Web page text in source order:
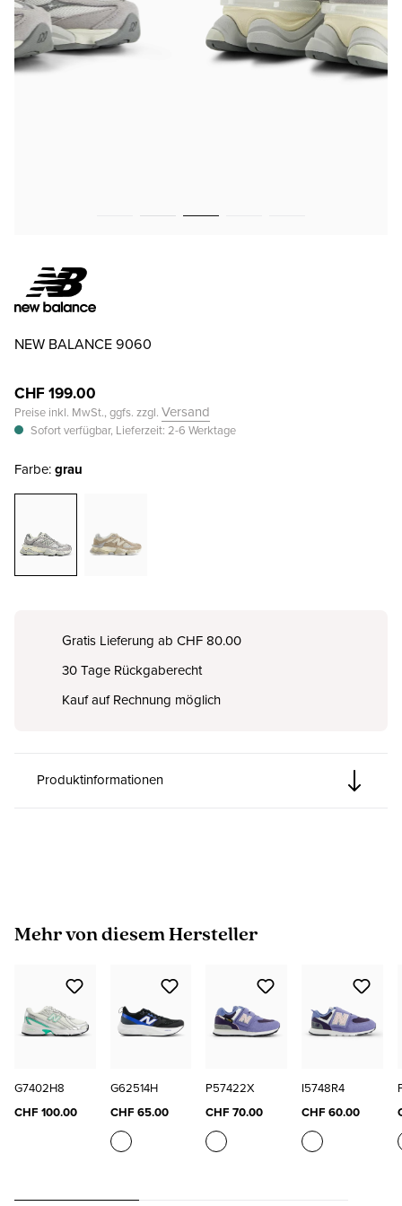
NEW BALANCE 9060
CHF 199.00
Preise inkl. MwSt., ggfs. zzgl. Versand
Sofort verfügbar, Lieferzeit: 2-6 Werktage
Farbe:grau
Gratis Lieferung ab CHF 80.00
30 Tage Rückgaberecht
Kauf auf Rechnung möglich
Produktinformationen
Produktgalerie überspringen
Mehr von diesem Hersteller
G7402H8
CHF 100.00
G62514H
CHF 65.00
P57422X
CHF 70.00
I5748R4
CHF 60.00